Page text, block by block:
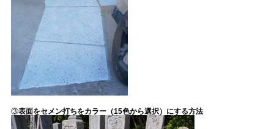
③表面をセメン打ちをカラー（15色から選択）にする方法